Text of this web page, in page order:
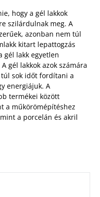
hogy a gél lakkok
szilárdulnak meg. A
azonban nem túl
kitart lepattogzás
gél lakk egyetlen
gél lakkok azok számára
sok időt fordítani a
energiájuk. A
termékei között
a műkörömépítéshez
a porcelán és akril